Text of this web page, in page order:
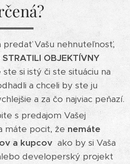
predať Vašu nehnuteľnosť,
STRATILI OBJEKTÍVNY
si istý či ste situáciu na
a chceli by ste ju
a za čo najviac peňazí.
s predajom Vašej
máte pocit, že nemáte
a kupcov ako by si Vaša
developerský projekt